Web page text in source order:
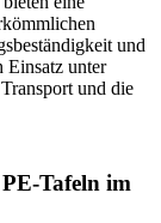
und
Einsatz unter
und die
Tafeln im